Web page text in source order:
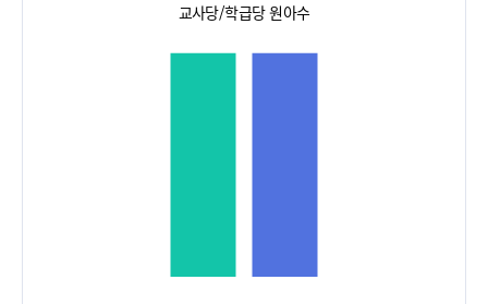
교사당/학급당 원아수